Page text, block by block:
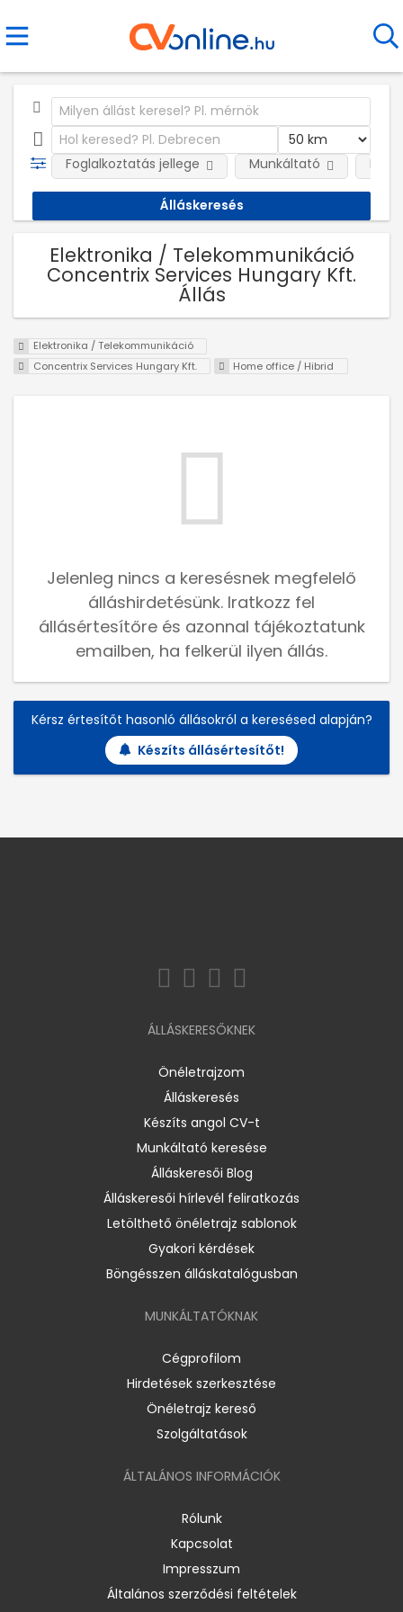
Foglalkoztatás jellege Munkáltató
Elektronika / Telekommunikáció
Concentrix Services Hungary Kft.
Állás
Elektronika / Telekommunikáció
Concentrix Services Hungary Kft.
Home office / Hibrid
Jelenleg nincs a keresésnek megfelelő
álláshirdetésünk. Iratkozz fel
állásértesítőre és azonnal tájékoztatunk
emailben, ha felkerül ilyen állás.
Kérsz értesítőt hasonló állásokról a keresésed alapján?
Készíts állásértesítőt!
ÁLLÁSKERESŐKNEK
Önéletrajzom
Álláskeresés
Készíts angol CV-t
Munkáltató keresése
Álláskeresői Blog
Álláskeresői hírlevél feliratkozás
Letölthető önéletrajz sablonok
Gyakori kérdések
Böngésszen álláskatalógusban
MUNKÁLTATÓKNAK
Cégprofilom
Hirdetések szerkesztése
Önéletrajz kereső
Szolgáltatások
ÁLTALÁNOS INFORMÁCIÓK
Rólunk
Kapcsolat
Impresszum
Általános szerződési feltételek